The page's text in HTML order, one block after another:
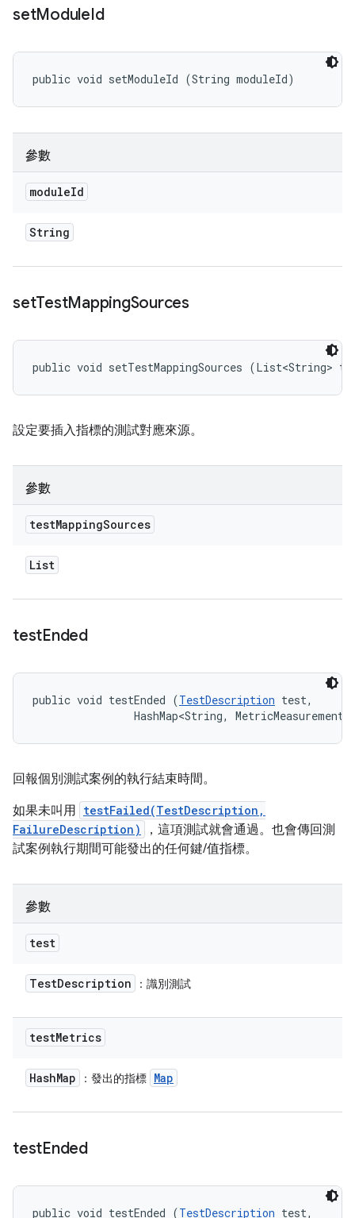
setModuleId
public void setModuleId (String moduleId)
參數
moduleId
String
setTestMappingSources
public void setTestMappingSources (List<String>
設定要插入指標的測試對應來源。
參數
testMappingSources
List
testEnded
public void testEnded (TestDescription test,
HashMap<String,
回報個別測試案例的執行結束時間。
如果未叫用 testFailed(TestDescription,
FailureDescription)
，這項測試就會通過。也會傳回測
試案例執行期間可能發出的任何鍵/值指標。
參數
test
TestDescription ：識別測試
testMetrics
HashMap ：發出的指標 Map
testEnded
public void testEnded (TestDescription test,